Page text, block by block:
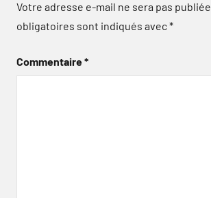
Votre adresse e-mail ne sera pas publiée.
obligatoires sont indiqués avec*
Commentaire*